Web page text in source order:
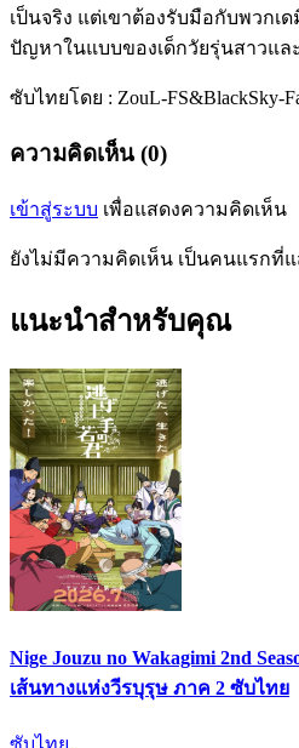
เป็นจริง แต่เขาต้องรับมือกับพวก
ปัญหาในแบบของเด็กวัยรุ่นสาวแล
ซับไทยโดย : ZouL-FS&BlackSky-
ความคิดเห็น (0)
เข้าสู่ระบบ เพื่อแสดงความคิดเห็น
ยังไม่มีความคิดเห็น เป็นคนแรกที่
แนะนำสำหรับคุณ
Nige Jouzu no Wakagimi 2nd
เส้นทางแห่งวีรบุรุษ ภาค 2 ซับไทย
ซับไทย